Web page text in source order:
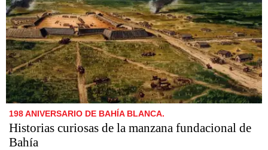
198 ANIVERSARIO DE BAHÍA BLANCA.
Historias curiosas de la manzana fundacional de
Bahía